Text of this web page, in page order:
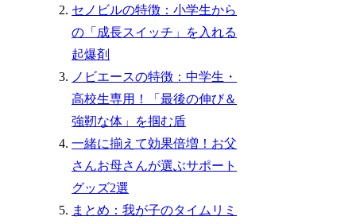
セノビルの特徴：小学生から
の「成長スイッチ」を入れる
起爆剤
ノビエースの特徴：中学生・
高校生専用！「最後の伸び＆
強靭な体」を掴む盾
一緒に揃えて効果倍増！お父
さんお母さんが選ぶサポート
グッズ2選
まとめ：我が子のタイムリミ